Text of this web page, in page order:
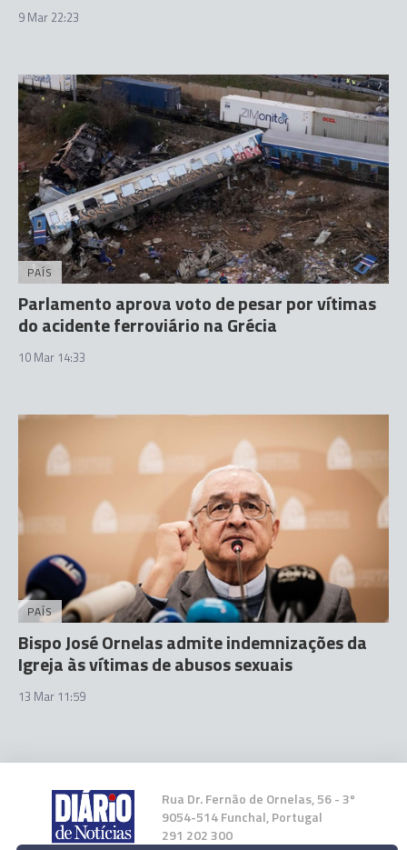
9 Mar 22:23
PAÍS
Parlamento aprova voto de pesar por vítimas
do acidente ferroviário na Grécia
10 Mar 14:33
PAÍS
Bispo José Ornelas admite indemnizações da
Igreja às vítimas de abusos sexuais
13 Mar 11:59
Rua Dr. Fernão de Ornelas, 56 - 3º
9054-514 Funchal, Portugal
291 202 300